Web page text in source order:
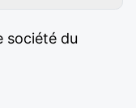
société du